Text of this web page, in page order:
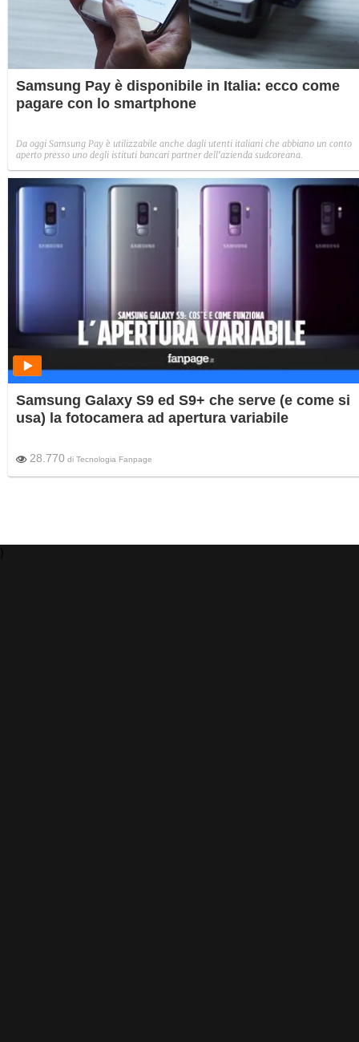
Samsung Pay è disponibile in Italia: ecco come
pagare con lo smartphone
Da oggi Samsung Pay è utilizzabile anche dagli utenti italiani che abbiano un conto
aperto presso uno degli istituti bancari partner dell'azienda sudcoreana.
Samsung Galaxy S9 ed S9+ che serve (e come si
usa) la fotocamera ad apertura variabile
28.770 di Tecnologia Fanpage